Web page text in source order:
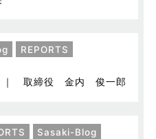
REPORTS
｜ 取締役 金内 俊一郎
Sasaki-Blog